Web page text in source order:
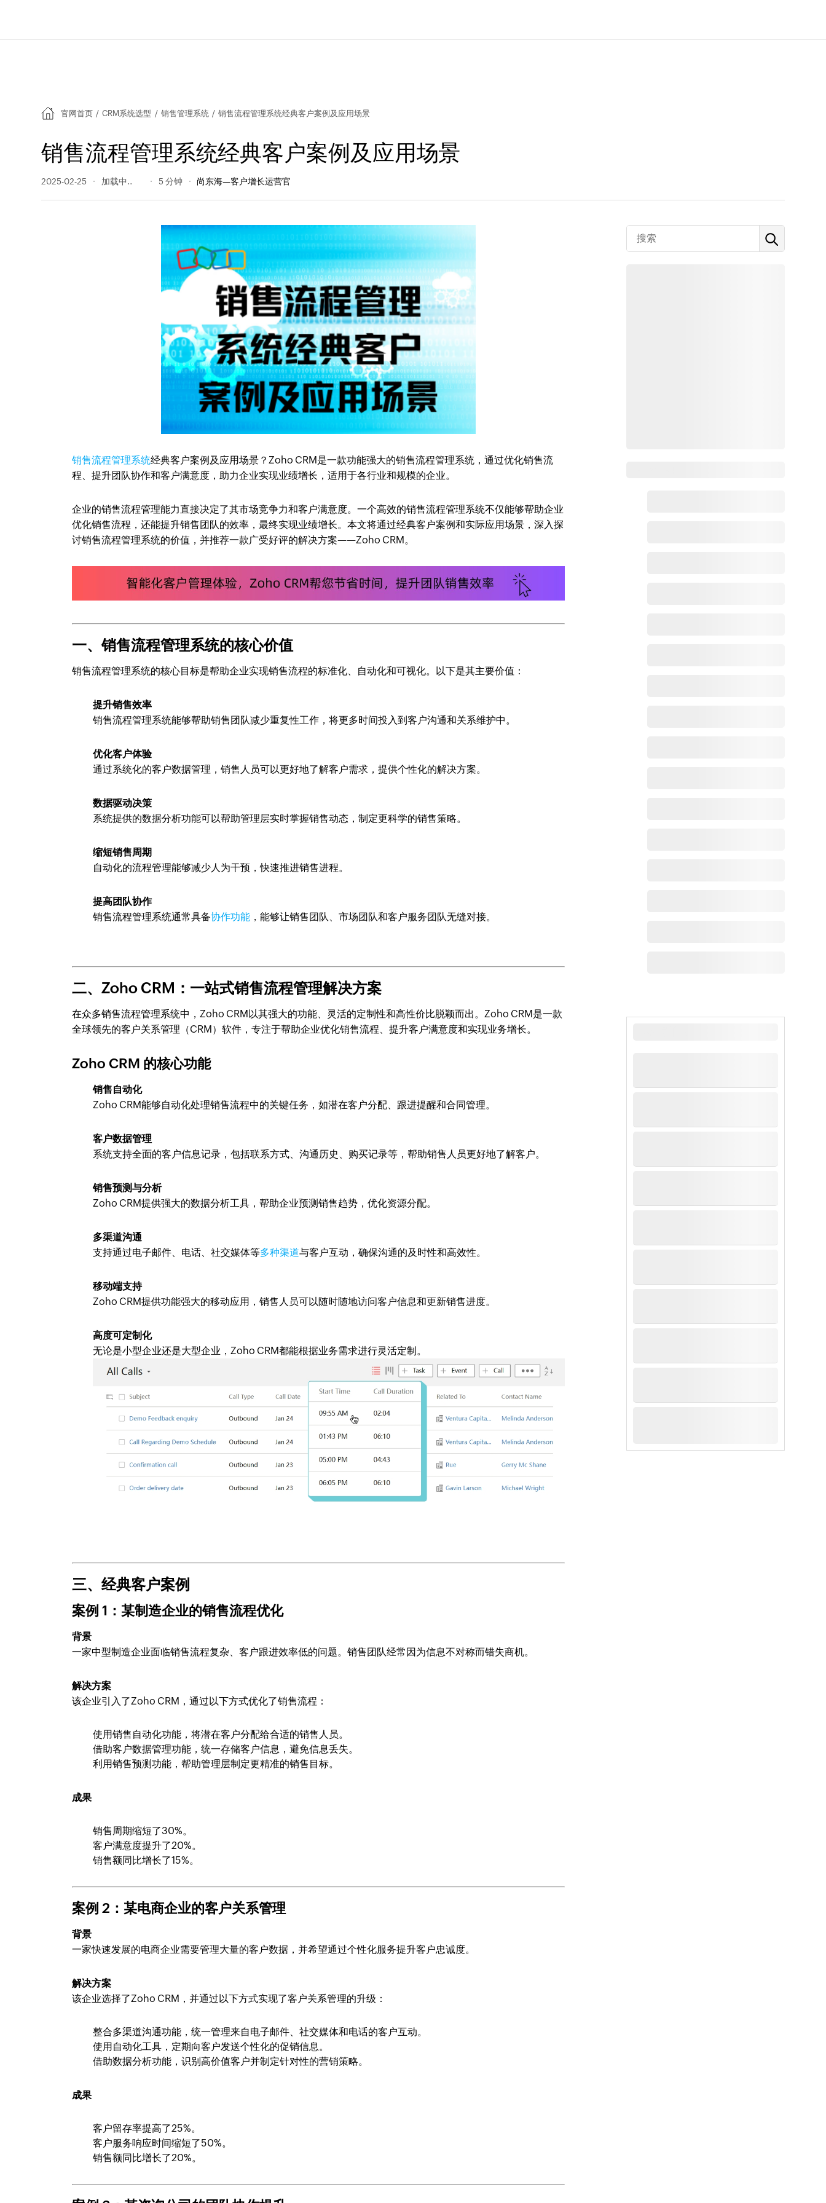
官网首页 / CRM系统选型 / 销售管理系统 / 销售流程管理系统经典客户案例及应用场景
销售流程管理系统经典客户案例及应用场景
2025-02-25 285 阅读量 5 分钟 尚东海—客户增长运营官
销售流程管理系统经典客户案例及应用场景？Zoho CRM是一款功能强大的销售流程管理系统，通过优化销售流
程、提升团队协作和客户满意度，助力企业实现业绩增长，适用于各行业和规模的企业。
企业的销售流程管理能力直接决定了其市场竞争力和客户满意度。一个高效的销售流程管理系统不仅能够帮助企业
优化销售流程，还能提升销售团队的效率，最终实现业绩增长。本文将通过经典客户案例和实际应用场景，深入探
讨销售流程管理系统的价值，并推荐一款广受好评的解决方案——Zoho CRM。
一、销售流程管理系统的核心价值
销售流程管理系统的核心目标是帮助企业实现销售流程的标准化、自动化和可视化。以下是其主要价值：
提升销售效率
销售流程管理系统能够帮助销售团队减少重复性工作，将更多时间投入到客户沟通和关系维护中。
优化客户体验
通过系统化的客户数据管理，销售人员可以更好地了解客户需求，提供个性化的解决方案。
数据驱动决策
系统提供的数据分析功能可以帮助管理层实时掌握销售动态，制定更科学的销售策略。
缩短销售周期
自动化的流程管理能够减少人为干预，快速推进销售进程。
提高团队协作
销售流程管理系统通常具备协作功能 ，能够让销售团队、市场团队和客户服务团队无缝对接。
二、Zoho CRM：一站式销售流程管理解决方案
在众多销售流程管理系统中，Zoho CRM以其强大的功能、灵活的定制性和高性价比脱颖而出。Zoho CRM是一款
全球领先的客户关系管理（CRM）软件，专注于帮助企业优化销售流程、提升客户满意度和实现业务增长。
Zoho CRM 的核心功能
销售自动化
Zoho CRM能够自动化处理销售流程中的关键任务，如潜在客户分配、跟进提醒和合同管理。
客户数据管理
系统支持全面的客户信息记录，包括联系方式、沟通历史、购买记录等，帮助销售人员更好地了解客户。
销售预测与分析
Zoho CRM提供强大的数据分析工具，帮助企业预测销售趋势，优化资源分配。
多渠道沟通
支持通过电子邮件、电话、社交媒体等多种渠道与客户互动，确保沟通的及时性和高效性。
移动端支持
Zoho CRM提供功能强大的移动应用，销售人员可以随时随地访问客户信息和更新销售进度。
高度可定制化
无论是小型企业还是大型企业，Zoho CRM都能根据业务需求进行灵活定制。
三、经典客户案例
案例 1：某制造企业的销售流程优化
背景
一家中型制造企业面临销售流程复杂、客户跟进效率低的问题。销售团队经常因为信息不对称而错失商机。
解决方案
该企业引入了Zoho CRM，通过以下方式优化了销售流程：
使用销售自动化功能，将潜在客户分配给合适的销售人员。
借助客户数据管理功能，统一存储客户信息，避免信息丢失。
利用销售预测功能，帮助管理层制定更精准的销售目标。
成果
销售周期缩短了30%。
客户满意度提升了20%。
销售额同比增长了15%。
案例 2：某电商企业的客户关系管理
背景
一家快速发展的电商企业需要管理大量的客户数据，并希望通过个性化服务提升客户忠诚度。
解决方案
该企业选择了Zoho CRM，并通过以下方式实现了客户关系管理的升级：
整合多渠道沟通功能，统一管理来自电子邮件、社交媒体和电话的客户互动。
使用自动化工具，定期向客户发送个性化的促销信息。
借助数据分析功能，识别高价值客户并制定针对性的营销策略。
成果
客户留存率提高了25%。
客户服务响应时间缩短了50%。
销售额同比增长了20%。